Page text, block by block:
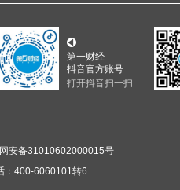
第一财经
抖音官方账号
打开抖音扫一扫
安备31010602000015号
：400-6060101转6